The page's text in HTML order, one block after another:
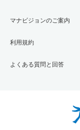
マナビジョンのご案内
利用規約
よくある質問と回答